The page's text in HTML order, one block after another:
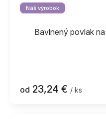
Náš výrobok
Bavlnený povlak
od 23,24 € / ks